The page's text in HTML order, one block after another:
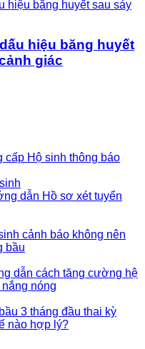
hiệu băng huyết
giác
cấp Hộ sinh thông báo
dẫn Hồ sơ xét tuyển
cảnh báo không nên
bầu
dẫn cách tăng cường hệ
nóng
3 tháng đầu thai kỳ
nào hợp lý?